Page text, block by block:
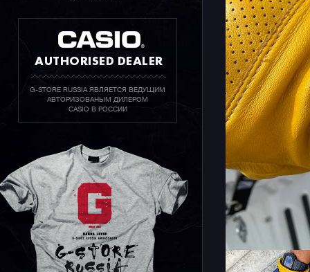
AUTHORISED DEALER
G-STORE RUSSIA ЯВЛЯЕТСЯ ВЕДУЩИМ
АВТОРИЗОВАНЫМ ДИЛЕРОМ
CASIO В РОССИИ